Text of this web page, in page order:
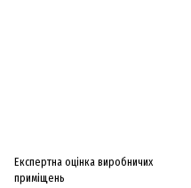
Експертна оцінка виробничих
приміщень